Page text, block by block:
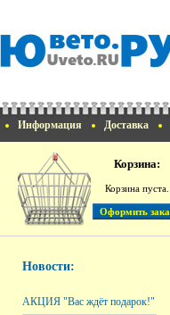
Информация Доставка
Корзина:
Корзина пуста.
Новости:
АКЦИЯ "Вас ждёт подарок!"